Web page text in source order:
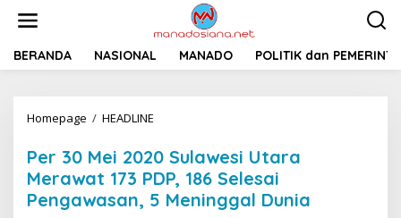
t
BERANDA NASIONAL MANADO POLITIK dan
Homepage / HEADLINE
r
3
0
M
Per 30 Mei 2020 Sulawesi Utara
Merawat 173 PDP, 186 Selesai
Pengawasan, 5 Meninggal Dunia